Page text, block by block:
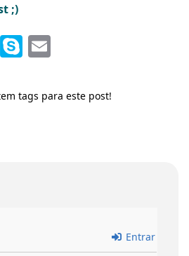
;)
LinkedIn
Skype
tags para este post!
Entrar